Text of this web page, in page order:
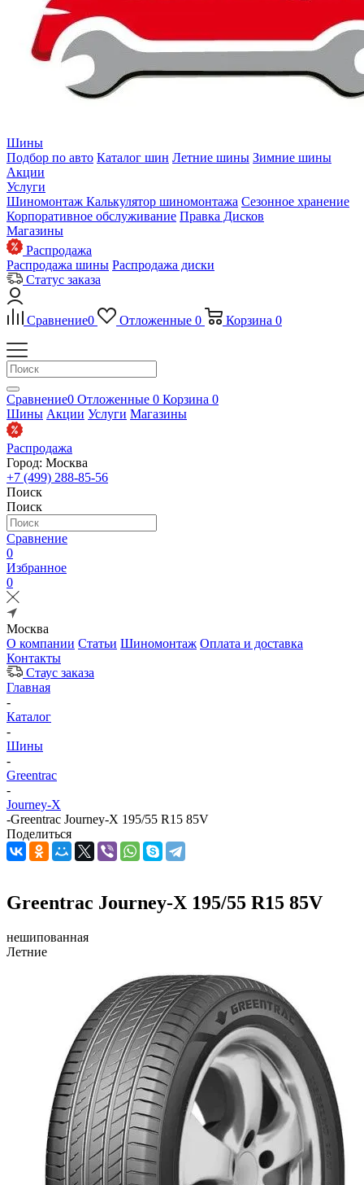
Шины
Подбор по авто Каталог шин Летние шины Зимние шины
Акции
Услуги
Шиномонтаж Калькулятор шиномонтажа Сезонное хранение
Корпоративное обслуживание Правка Дисков
Магазины
Распродажа
Распродажа шины Распродажа диски
Статус заказа
Сравнение0 Отложенные 0 Корзина 0
Сравнение0 Отложенные 0 Корзина 0
Шины Акции Услуги Магазины
Распродажа
Город: Москва
+7 (499) 288-85-56
Поиск
Поиск
Сравнение
0
Избранное
0
Москва
О компании Статьи Шиномонтаж Оплата и доставка
Контакты
Стаус заказа
Главная
-
Каталог
-
Шины
-
Greentrac
-
Journey-X
-Greentrac Journey-X 195/55 R15 85V
Поделиться
Greentrac Journey-X 195/55 R15 85V
нешипованная
Летние